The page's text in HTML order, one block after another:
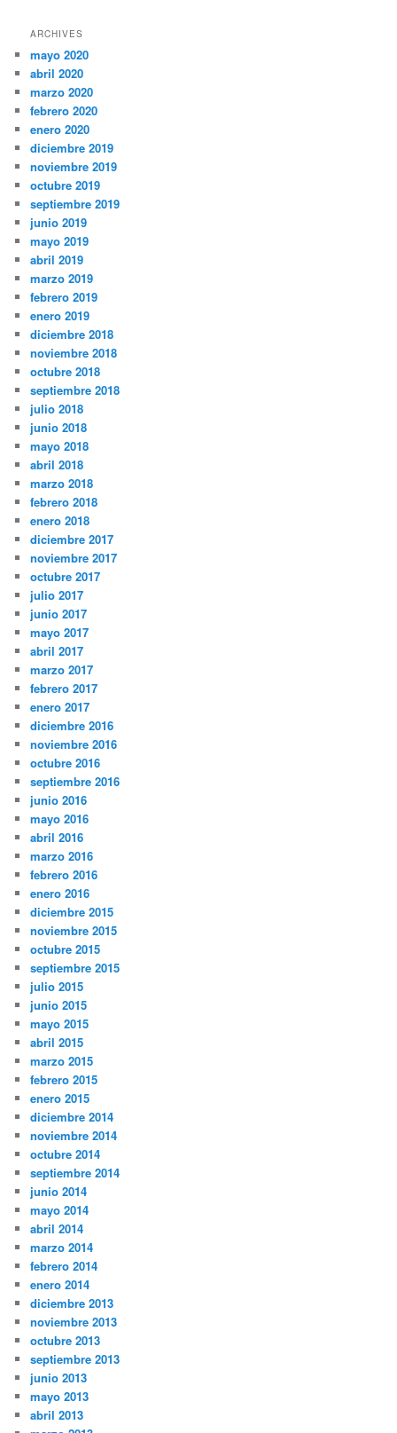
ARCHIVES
mayo 2020
abril 2020
marzo 2020
febrero 2020
enero 2020
diciembre 2019
noviembre 2019
octubre 2019
septiembre 2019
junio 2019
mayo 2019
abril 2019
marzo 2019
febrero 2019
enero 2019
diciembre 2018
noviembre 2018
octubre 2018
septiembre 2018
julio 2018
junio 2018
mayo 2018
abril 2018
marzo 2018
febrero 2018
enero 2018
diciembre 2017
noviembre 2017
octubre 2017
julio 2017
junio 2017
mayo 2017
abril 2017
marzo 2017
febrero 2017
enero 2017
diciembre 2016
noviembre 2016
octubre 2016
septiembre 2016
junio 2016
mayo 2016
abril 2016
marzo 2016
febrero 2016
enero 2016
diciembre 2015
noviembre 2015
octubre 2015
septiembre 2015
julio 2015
junio 2015
mayo 2015
abril 2015
marzo 2015
febrero 2015
enero 2015
diciembre 2014
noviembre 2014
octubre 2014
septiembre 2014
junio 2014
mayo 2014
abril 2014
marzo 2014
febrero 2014
enero 2014
diciembre 2013
noviembre 2013
octubre 2013
septiembre 2013
junio 2013
mayo 2013
abril 2013